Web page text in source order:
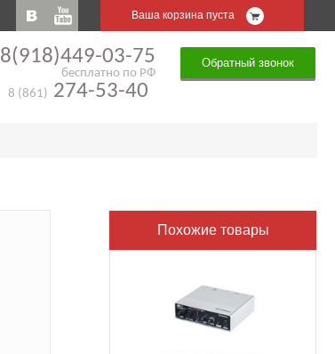
Ваша корзина пуста
8(918)449-03-75
бесплатно по РФ
8 (861) 274-53-40
Обратный звонок
Похожие товары